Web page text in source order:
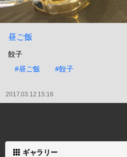
昼ご飯
餃子
#昼ご飯
#餃子
2017.03.12 15:16
ギャラリー